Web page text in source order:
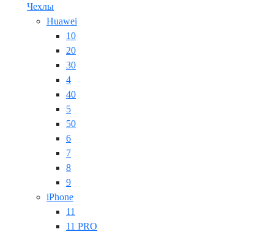
Чехлы
Huawei
10
20
30
4
40
5
50
6
7
8
9
iPhone
11
11 PRO